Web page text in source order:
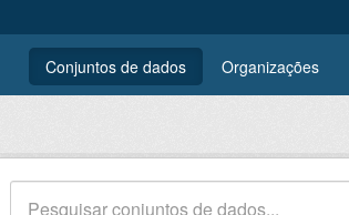
Conjuntos de dados Organizações